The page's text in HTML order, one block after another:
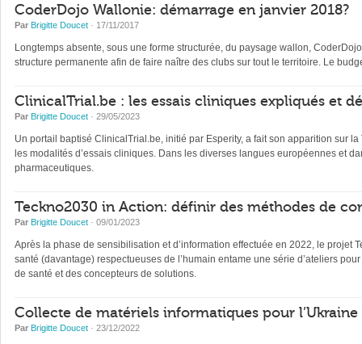
CoderDojo Wallonie: démarrage en janvier 2018?
Par Brigitte Doucet · 17/11/2017
Longtemps absente, sous une forme structurée, du paysage wallon,
structure permanente afin de faire naître des clubs sur tout le territoire. Le
ClinicalTrial.be : les essais cliniques expliqués et
Par Brigitte Doucet · 29/05/2023
Un portail baptisé ClinicalTrial.be, initié par Esperity, a fait son apparition sur
les modalités d’essais cliniques. Dans les diverses langues européennes et
pharmaceutiques.
Teckno2030 in Action: définir des méthodes de
Par Brigitte Doucet · 09/01/2023
Après la phase de sensibilisation et d’information effectuée en 2022, le projet
santé (davantage) respectueuses de l’humain entame une série d’ateliers
de santé et des concepteurs de solutions.
Collecte de matériels informatiques pour l’Ukraine
Par Brigitte Doucet · 23/12/2022